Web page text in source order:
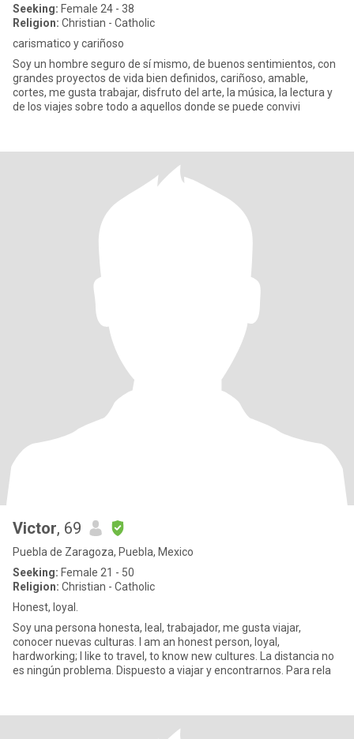
Seeking: Female 24 - 38
Religion: Christian - Catholic
carismatico y cariñoso
Soy un hombre seguro de sí mismo, de buenos sentimientos, con
grandes proyectos de vida bien definidos, cariñoso, amable,
cortes, me gusta trabajar, disfruto del arte, la música, la lectura y
de los viajes sobre todo a aquellos donde se puede convivi
Victor, 69
Puebla de Zaragoza, Puebla, Mexico
Seeking: Female 21 - 50
Religion: Christian - Catholic
Honest, loyal.
Soy una persona honesta, leal, trabajador, me gusta viajar,
conocer nuevas culturas. I am an honest person, loyal,
hardworking; I like to travel, to know new cultures. La distancia no
es ningún problema. Dispuesto a viajar y encontrarnos. Para rela